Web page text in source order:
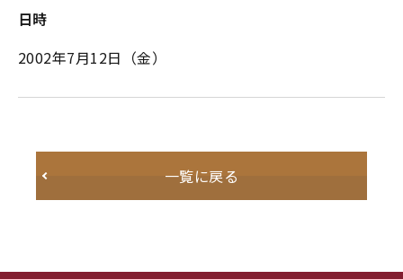
日時
2002年7月12日（金）
一覧に戻る